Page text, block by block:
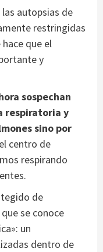
las autopsias de
restringidas
que el
y
sospechan
respiratoria y
sino por
centro de
respirando
de
se conoce
un
dentro de